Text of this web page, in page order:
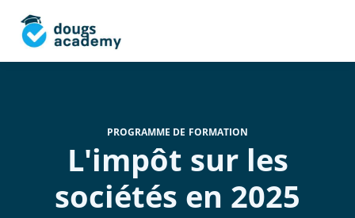
PROGRAMME DE FORMATION
L'impôt sur les
sociétés en 2025